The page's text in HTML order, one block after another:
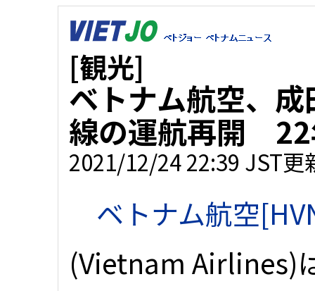
[観光]
ベトナム航空、
線の運航再開 22
2021/12/24 22:39 JST更
ベトナム航空
(Vietnam Airlines)